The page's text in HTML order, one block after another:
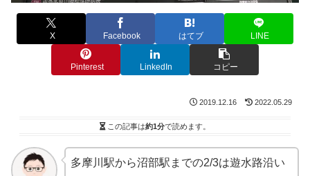
X Facebook はてブ LINE
Pinterest LinkedIn コピー
2019.12.16 2022.05.29
この記事は約1分で読めます。
多摩川駅から沼部駅までの2/3は遊水路沿い